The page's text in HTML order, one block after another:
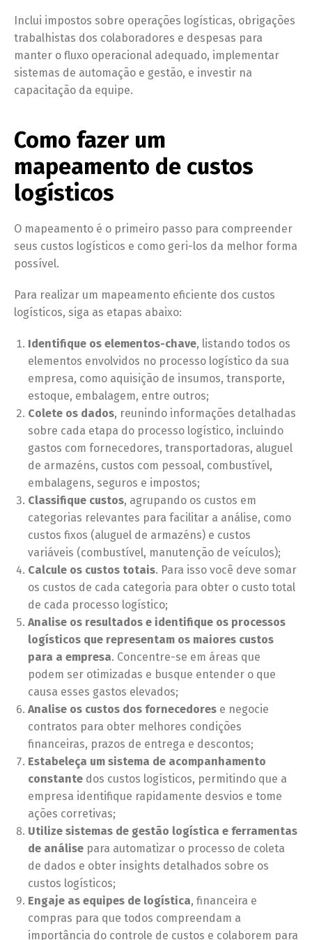
Inclui impostos sobre operações logísticas, obrigações
trabalhistas dos colaboradores e despesas para
manter o fluxo operacional adequado, implementar
sistemas de automação e gestão, e investir na
capacitação da equipe.
Como fazer um
mapeamento de custos
logísticos
O mapeamento é o primeiro passo para compreender
seus custos logísticos e como geri-los da melhor forma
possível.
Para realizar um mapeamento eficiente dos custos
logísticos, siga as etapas abaixo:
Identifique os elementos-chave, listando todos os
elementos envolvidos no processo logístico da sua
empresa, como aquisição de insumos, transporte,
estoque, embalagem, entre outros;
Colete os dados, reunindo informações detalhadas
sobre cada etapa do processo logístico, incluindo
gastos com fornecedores, transportadoras, aluguel
de armazéns, custos com pessoal, combustível,
embalagens, seguros e impostos;
Classifique custos, agrupando os custos em
categorias relevantes para facilitar a análise, como
custos fixos (aluguel de armazéns) e custos
variáveis (combustível, manutenção de veículos);
Calcule os custos totais. Para isso você deve somar
os custos de cada categoria para obter o custo total
de cada processo logístico;
Analise os resultados e identifique os processos
logísticos que representam os maiores custos
para a empresa. Concentre-se em áreas que
podem ser otimizadas e busque entender o que
causa esses gastos elevados;
Analise os custos dos fornecedores e negocie
contratos para obter melhores condições
financeiras, prazos de entrega e descontos;
Estabeleça um sistema de acompanhamento
constante dos custos logísticos, permitindo que a
empresa identifique rapidamente desvios e tome
ações corretivas;
Utilize sistemas de gestão logística e ferramentas
de análise para automatizar o processo de coleta
de dados e obter insights detalhados sobre os
custos logísticos;
Engaje as equipes de logística, financeira e
compras para que todos compreendam a
importância do controle de custos e colaborem para